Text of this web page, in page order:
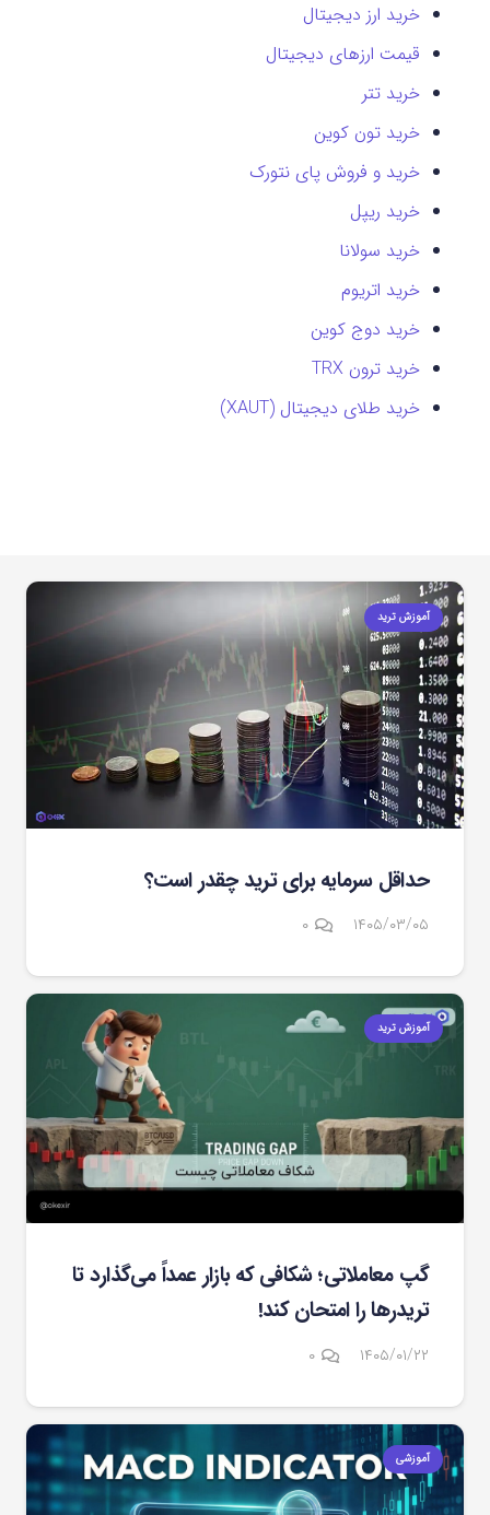
خرید ارز دیجیتال
قیمت ارزهای دیجیتال
خرید تتر
خرید تون کوین
خرید و فروش پای نتورک
خرید ریپل
خرید سولانا
خرید اتریوم
خرید دوج کوین
خرید ترون TRX
خرید طلای دیجیتال (XAUT)
آموزش ترید
حداقل سرمایه برای ترید چقدر است؟
۱۴۰۵/۰۳/۰۵ ۰
آموزش ترید
گپ معاملاتی؛ شکافی که بازار عمداً می‌گذارد تا
تریدرها را امتحان کند!
۱۴۰۵/۰۱/۲۲ ۰
آموزشی